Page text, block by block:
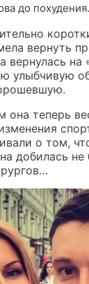
до
вернуть
вернулась
улыбчивую
она теперь
о том,
добилась